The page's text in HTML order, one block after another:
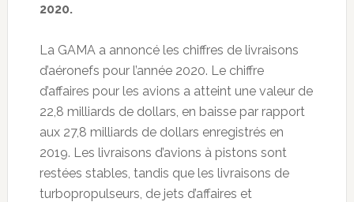
2020.
La GAMA a annoncé les chiffres de livraisons
d’aéronefs pour l’année 2020. Le chiffre
d’affaires pour les avions a atteint une valeur de
22,8 milliards de dollars, en baisse par rapport
aux 27,8 milliards de dollars enregistrés en
2019. Les livraisons d’avions à pistons sont
restées stables, tandis que les livraisons de
turbopropulseurs, de jets d’affaires et